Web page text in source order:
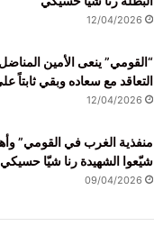
12/04/2026
“القومي” ينعى الأمين
التعاقد مع سعاده وبقي ثابتاً
12/04/2026
منفذية الغرب في القومي”
شيّعوا الشهيدة رنا شيّا
09/04/2026